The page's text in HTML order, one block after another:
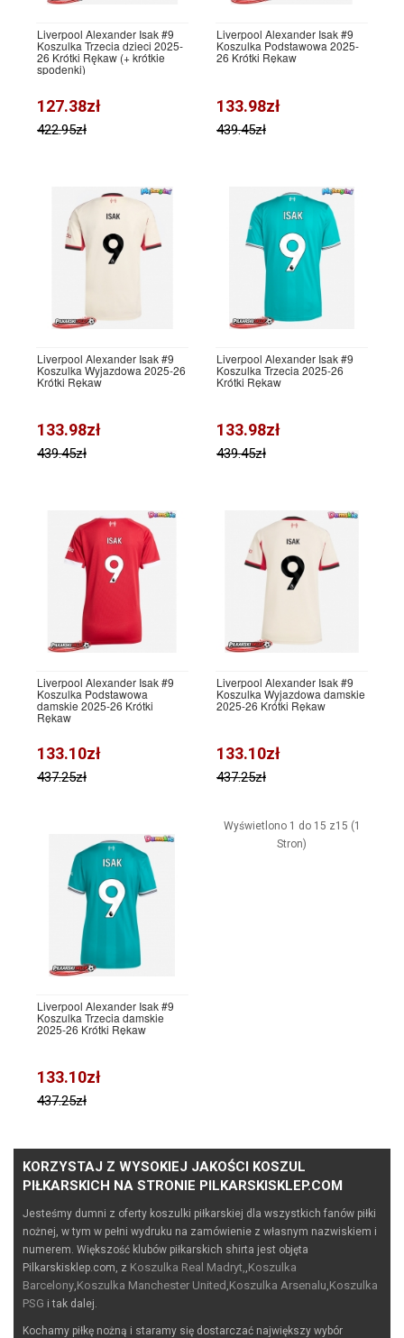
Liverpool Alexander Isak #9
Koszulka Trzecia dzieci 2025-
26 Krótki Rękaw (+ krótkie
spodenki)
127.38zł
422.95zł
Liverpool Alexander Isak #9
Koszulka Podstawowa 2025-
26 Krótki Rękaw
133.98zł
439.45zł
Liverpool Alexander Isak #9
Koszulka Wyjazdowa 2025-26
Krótki Rękaw
133.98zł
439.45zł
Liverpool Alexander Isak #9
Koszulka Trzecia 2025-26
Krótki Rękaw
133.98zł
439.45zł
Liverpool Alexander Isak #9
Koszulka Podstawowa
damskie 2025-26 Krótki
Rękaw
133.10zł
437.25zł
Liverpool Alexander Isak #9
Koszulka Wyjazdowa damskie
2025-26 Krótki Rękaw
133.10zł
437.25zł
Liverpool Alexander Isak #9
Koszulka Trzecia damskie
2025-26 Krótki Rękaw
133.10zł
437.25zł
Wyświetlono 1 do 15 z15 (1
Stron)
KORZYSTAJ Z WYSOKIEJ JAKOŚCI KOSZUL
PIŁKARSKICH NA STRONIE PILKARSKISKLEP.COM
Jesteśmy dumni z oferty koszulki piłkarskiej dla wszystkich fanów piłki
nożnej, w tym w pełni wydruku na zamówienie z własnym nazwiskiem i
numerem. Większość klubów piłkarskich shirta jest objęta
Pilkarskisklep.com, z Koszulka Real Madryt,,Koszulka
Barcelony,Koszulka Manchester United ,Koszulka Arsenalu,Koszulka
PSG i tak dalej.
Kochamy piłkę nożną i staramy się dostarczać największy wybór